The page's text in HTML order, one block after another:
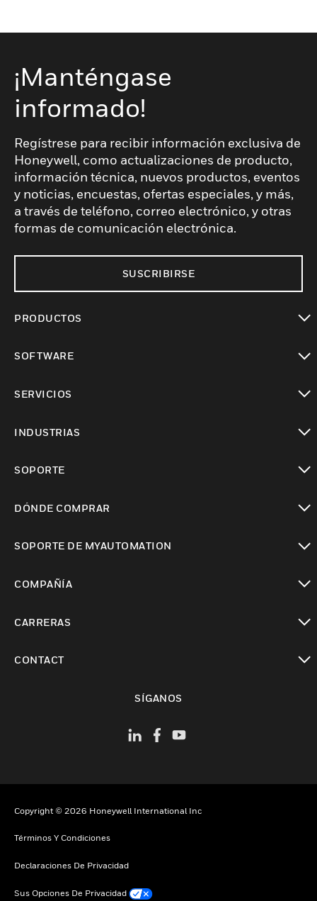
¡Manténgase
informado!
Regístrese para recibir información exclusiva de
Honeywell, como actualizaciones de producto,
información técnica, nuevos productos, eventos
y noticias, encuestas, ofertas especiales, y más,
a través de teléfono, correo electrónico, y otras
formas de comunicación electrónica.
SUSCRIBIRSE
PRODUCTOS
SOFTWARE
SERVICIOS
INDUSTRIAS
SOPORTE
DÓNDE COMPRAR
SOPORTE DE MYAUTOMATION
COMPAÑÍA
CARRERAS
CONTACT
SÍGANOS
Copyright © 2026 Honeywell International Inc
Términos Y Condiciones
Declaraciones De Privacidad
Sus Opciones De Privacidad